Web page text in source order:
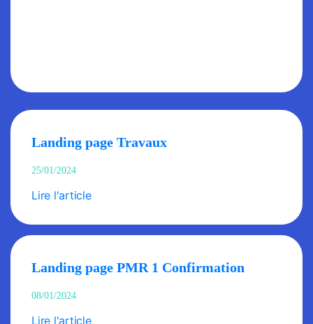
Landing page Travaux
25/01/2024
Lire l'article
Landing page PMR 1 Confirmation
08/01/2024
Lire l'article